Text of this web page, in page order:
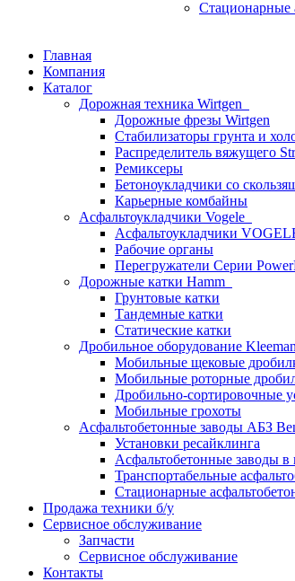
Стационарные
Главная
Компания
Каталог
Дорожная техника Wirtgen
Дорожные фрезы Wirtgen
Стабилизаторы грунта и
Распределитель вяжущего
Ремиксеры
Бетоноукладчики со
Карьерные комбайны
Асфальтоукладчики Vogele
Асфальтоукладчики
Рабочие органы
Перегружатели Серии
Дорожные катки Hamm
Грунтовые катки
Тандемные катки
Статические катки
Дробильное оборудование
Мобильные щековые
Мобильные роторные
Дробильно-сортировочные
Мобильные грохоты
Асфальтобетонные заводы АБЗ
Установки ресайклинга
Асфальтобетонные заводы
Транспортабельные
Стационарные
Продажа техники б/у
Сервисное обслуживание
Запчасти
Сервисное обслуживание
Контакты